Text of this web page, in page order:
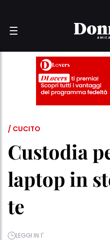
/ CUCITO
Custodia
laptop in
te
LEGGI IN 1'